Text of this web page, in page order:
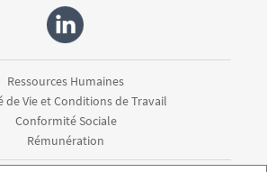
Ressources Humaines
de Vie et Conditions de Travail
Conformité Sociale
Rémunération